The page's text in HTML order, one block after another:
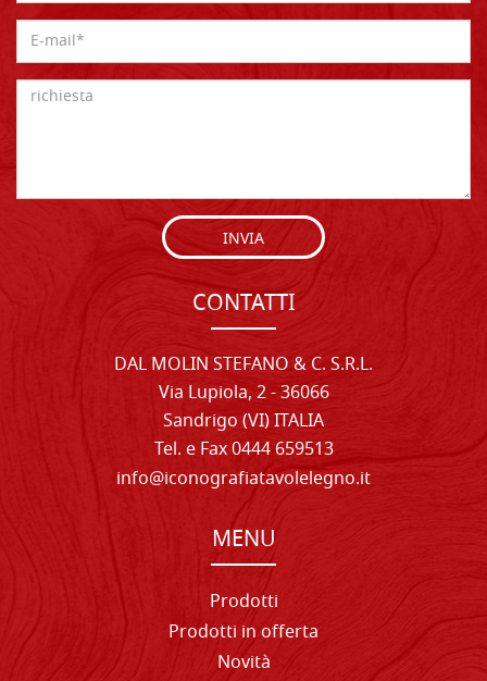
INVIA
CONTATTI
DAL MOLIN STEFANO & C. S.R.L.
Via Lupiola, 2 - 36066
Sandrigo (VI) ITALIA
Tel. e Fax 0444 659513
info@iconografiatavolelegno.it
MENU
Prodotti
Prodotti in offerta
Novità